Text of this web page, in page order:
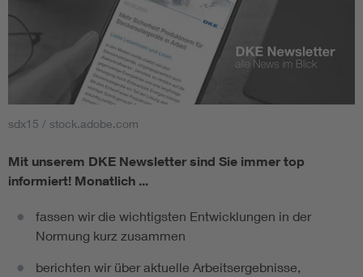
sdx15 / stock.adobe.com
Mit unserem DKE Newsletter sind Sie immer top
informiert! Monatlich ...
fassen wir die wichtigsten Entwicklungen in der
Normung kurz zusammen
berichten wir über aktuelle Arbeitsergebnisse,